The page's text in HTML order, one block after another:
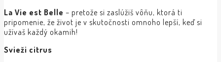
La Vie est Belle – pretože si zaslúžiš vôňu, ktorá ti
pripomenie, že život je v skutočnosti omnoho lepší, keď si
užívaš každý okamih!
Svieži citrus